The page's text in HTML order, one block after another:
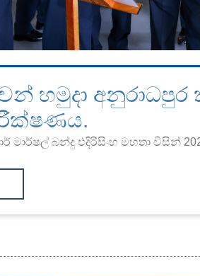
හමුදා
මාර්ෂල් බන්දු එදිරිසිංහ මහතා විසින්